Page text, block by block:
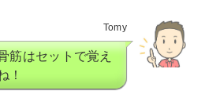
Tomy
筋はセットで覚え
！